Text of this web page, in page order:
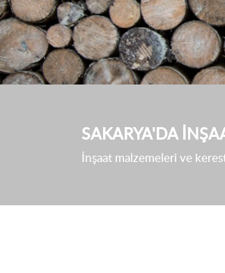
SAKARYA'DA
İnşaat malzemeleri ve